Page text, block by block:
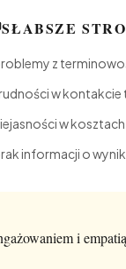
SŁABSZE
z
w
w kosztach
informacji o
i